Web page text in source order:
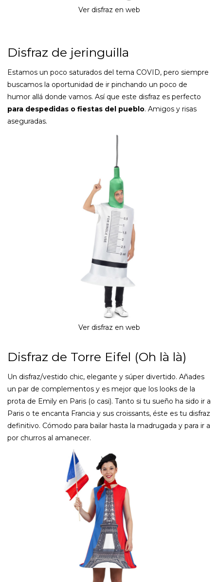
Ver disfraz en web
Disfraz de jeringuilla
Estamos un poco saturados del tema COVID, pero siempre
buscamos la oportunidad de ir pinchando un poco de
humor allá donde vamos. Así que este disfraz es perfecto
para despedidas o fiestas del pueblo. Amigos y risas
aseguradas.
Ver disfraz en web
Disfraz de Torre Eifel (Oh là là)
Un disfraz/vestido chic, elegante y súper divertido. Añades
un par de complementos y es mejor que los looks de la
prota de Emily en Paris (o casi). Tanto si tu sueño ha sido ir a
Paris o te encanta Francia y sus croissants, éste es tu disfraz
definitivo. Cómodo para bailar hasta la madrugada y para ir a
por churros al amanecer.